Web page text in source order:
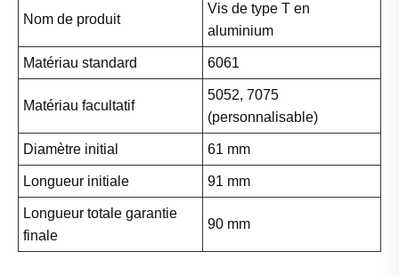
Nom de produit
Vis de type T en
aluminium
Matériau standard 6061
Matériau facultatif
5052, 7075
(personnalisable)
Diamètre initial 61 mm
Longueur initiale 91 mm
Longueur totale garantie
finale
90 mm